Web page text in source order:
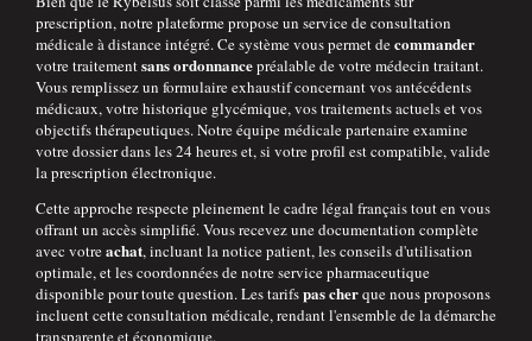
prescription, notre plateforme propose un service de consultation
médicale à distance intégré. Ce système vous permet decommander
votre traitementsans ordonnancepréalable de votre médecin traitant.
Vous remplissez un formulaire exhaustif concernant vos antécédents
médicaux, votre historique glycémique, vos traitements actuels et vos
objectifs thérapeutiques. Notre équipe médicale partenaire examine
votre dossier dans les 24 heures et, si votre profil est compatible, valide
la prescription électronique.
Cette approche respecte pleinement le cadre légal français tout en vous
offrant un accès simplifié. Vous recevez une documentation complète
avec votreachat, incluant la notice patient, les conseils d'utilisation
optimale, et les coordonnées de notre service pharmaceutique
disponible pour toute question. Les tarifspas cherque nous proposons
incluent cette consultation médicale, rendant l'ensemble de la démarche
transparente et économique.